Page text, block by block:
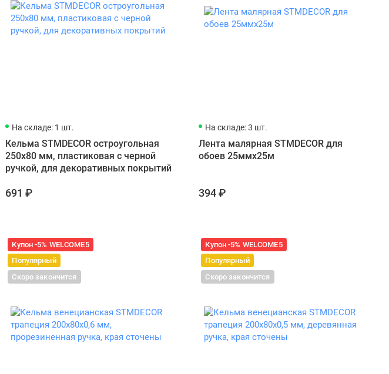
На складе: 1 шт.
Кельма STMDECOR остроугольная
250x80 мм, пластиковая с черной
ручкой, для декоративных покрытий
691 ₽
На складе: 3 шт.
Лента малярная STMDECOR для
обоев 25ммx25м
394 ₽
Купон -5% WELCOME5
Популярный
Скоро закончится
Купон -5% WELCOME5
Популярный
Скоро закончится